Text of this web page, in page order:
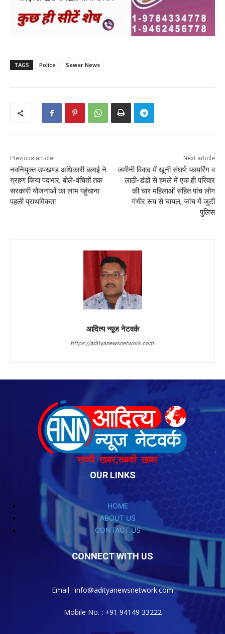
OUR LINKS
HOME
ABOUT US
CONTACT US
CONNECT WITH US
Email : info@adityanewsnetwork.com
Mobile No. : +91 94149 33222